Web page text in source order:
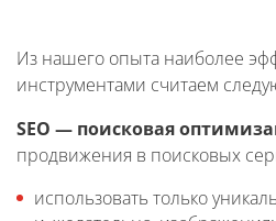
Из нашего опыта наиболее
инструментами считаем
SEO — поисковая
продвижения в поисковых
использовать только